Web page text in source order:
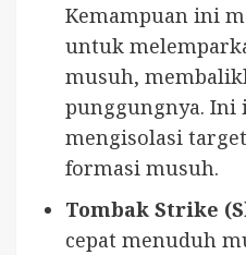
Kemampuan ini
untuk
musuh,
punggungnya. Ini
mengisolasi
formasi musuh.
Tombak Strike
cepat menuduh